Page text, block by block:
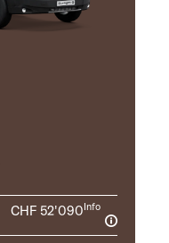
CHF 52'090Info